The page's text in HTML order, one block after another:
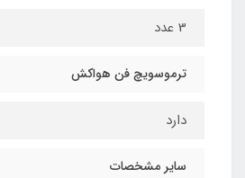
3 عدد
ترموسویچ فن هواکش
دارد
سایر مشخصات